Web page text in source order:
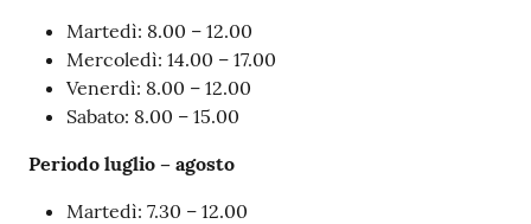
Martedì: 8.00 – 12.00
Mercoledì: 14.00 – 17.00
Venerdì: 8.00 – 12.00
Sabato: 8.00 – 15.00
Periodo luglio – agosto
Martedì: 7.30 – 12.00